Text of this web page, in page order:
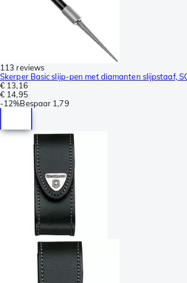
113 reviews
Skerper Basic slijp-pen met diamanten slijpstaaf,
€ 13,16
€ 14,95
-12%Bespaar 1,79